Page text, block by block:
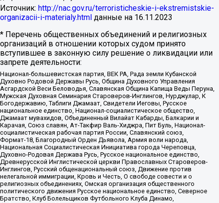
Источник: http://nac.gov.ru/terroristicheskie-i-ekstremistskie-
organizacii-i-materialy.html данные на 16.11.2023
* Перечень общественных объединений и религиозных
организаций в отношении которых судом принято
вступившее в законную силу решение о ликвидации или
запрете деятельности:
Национал-большевистская партия, ВЕК РА, Рада земли Кубанской
Духовно Родовой Державы Русь, Община Духовного Управления
Асгардской Веси Беловодья, Славянская Община Капища Веды Перуна,
Мужская Духовная Семинария Староверов-Инглингов, Нурджулар, К
Богодержавию, Таблиги Джамаат, Свидетели Иеговы, Русское
национальное единство, Национал-социалистическое общество,
Джамаат мувахидов, Объединенный Вилайат Кабарды, Балкарии и
Карачая, Союз славян, Ат-Такфир Валь-Хиджра, Пит Буль, Национал-
социалистическая рабочая партия России, Славянский союз,
Формат-18, Благородный Орден Дьявола, Армия воли народа,
Национальная Социалистическая Инициатива города Череповца,
Духовно-Родовая Держава Русь, Русское национальное единство,
Древнерусской Инглистической церкви Православных Староверов-
Инглингов, Русский общенациональный союз, Движение против
нелегальной иммиграции, Кровь и Честь, О свободе совести и о
религиозных объединениях, Омская организация общественного
политического движения Русское национальное единство, Северное
Братство, Клуб Болельщиков Футбольного Клуба Динамо,